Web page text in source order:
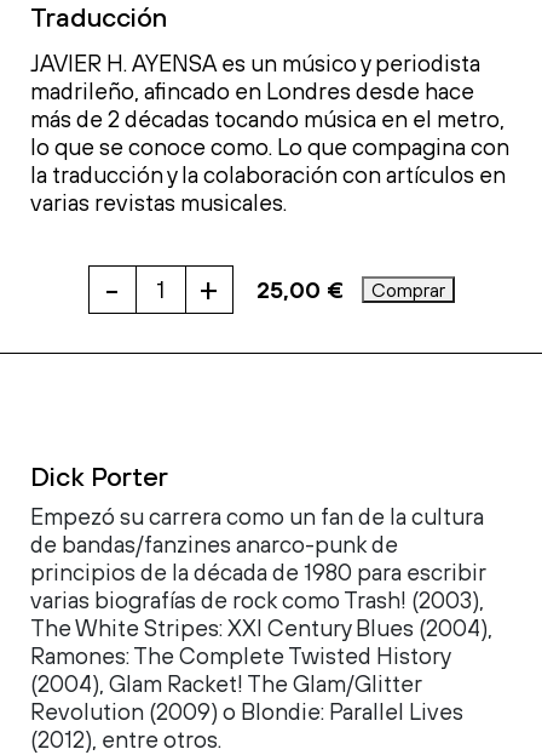
Traducción
JAVIER H. AYENSA es un músico y periodista
madrileño, afincado en Londres desde hace
más de 2 décadas tocando música en el metro,
lo que se conoce como. Lo que compagina con
la traducción y la colaboración con artículos en
varias revistas musicales.
VIAJE
AL
DE
- + 25,00 € Comprar
Dick Porter
Empezó su carrera como un fan de la cultura
de bandas/fanzines anarco-punk de
principios de la década de 1980 para escribir
varias biografías de rock como Trash! (2003),
The White Stripes: XXI Century Blues (2004),
Ramones: The Complete Twisted History
(2004), Glam Racket! The Glam/Glitter
Revolution (2009) o Blondie: Parallel Lives
(2012), entre otros.